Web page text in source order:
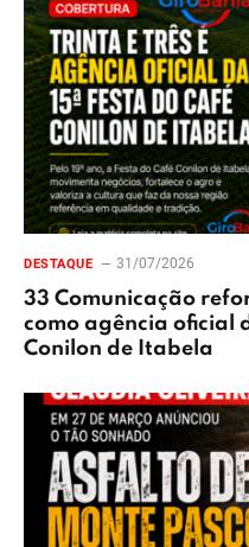
DESTAQUE 31/07/2026
33 Comunicação
como agência oficial
Conilon de Itabela